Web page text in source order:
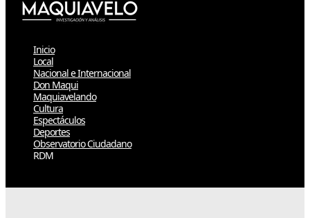
Inicio
Local
Nacional e Internacional
Don Maqui
Maquiavelando
Cultura
Espectáculos
Deportes
Observatorio Ciudadano
RDM